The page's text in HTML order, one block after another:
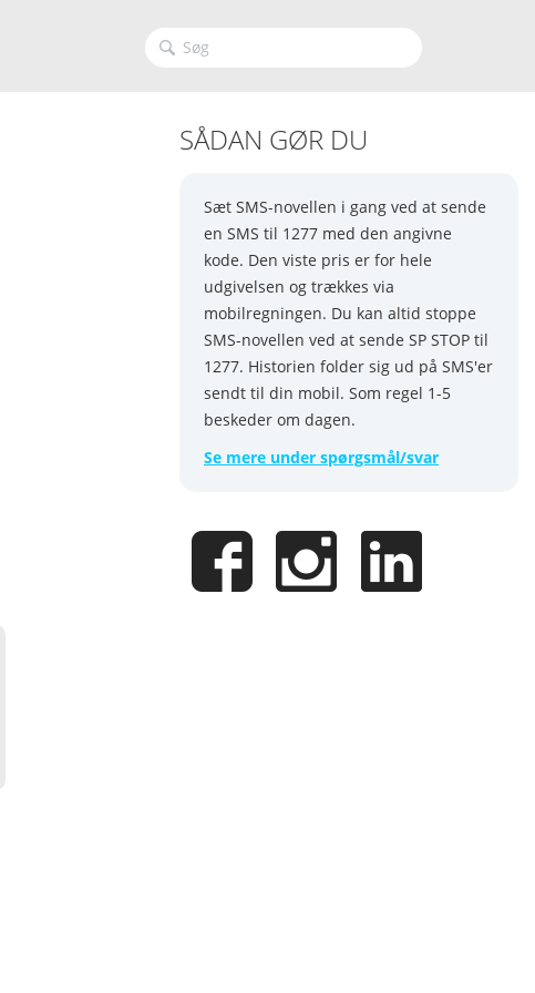
SÅDAN GØR DU
Sæt SMS-novellen i gang ved at sende
en SMS til 1277 med den angivne
kode. Den viste pris er for hele
udgivelsen og trækkes via
mobilregningen. Du kan altid stoppe
SMS-novellen ved at sende SP STOP til
1277. Historien folder sig ud på SMS'er
sendt til din mobil. Som regel 1-5
beskeder om dagen.
Se mere under spørgsmål/svar